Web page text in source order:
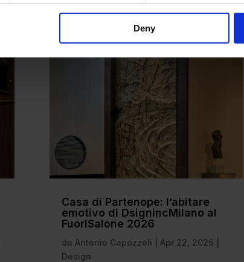
Deny
Casa di Partenope: l’abitare
emotivo di DsignincMilano al
FuoriSalone 2026
da Antonio Capozzoli Apr 22, 2026
Design